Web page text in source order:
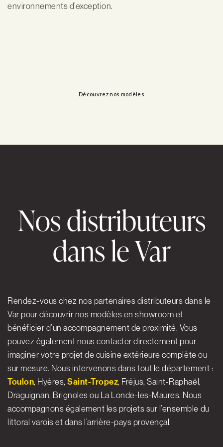
environnements d’exception.
Découvrez nos modèles
Nos distributeurs
dans le Var
Rendez-vous chez nos partenaires distributeurs dans le
Var pour découvrir nos modèles en showroom et
bénéficier d’un accompagnement de proximité. Vous
pouvez également nous contacter directement pour
imaginer votre projet de cuisine extérieure complète ou
sur mesure. Nous intervenons dans tout le département :
Toulon, Hyères,Saint-Tropez, Fréjus, Saint-Raphaël,
Draguignan, Brignoles ou La Londe-les-Maures. Nous
accompagnons également les projets sur l’ensemble du
littoral varois et dans l’arrière-pays provençal.